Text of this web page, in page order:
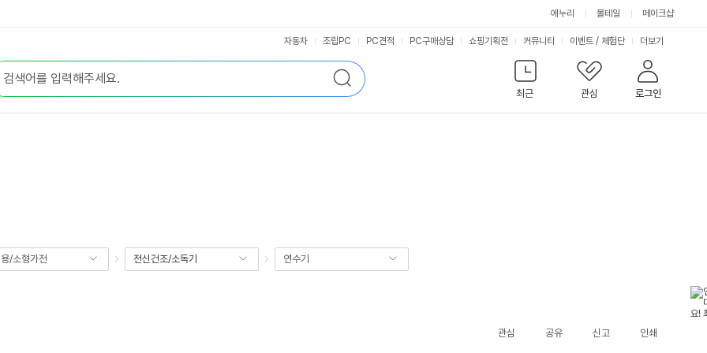
에누리 몰테일 메이크샵
검
색
최근
관심 로그인
자동차 조립PC PC견적 PC구매상담 쇼핑기획전 커뮤니티 이벤트 / 체험단 서
비
스
더보기
/소형가전 전신건조/소독기 연수기
관심 공유 신고 인쇄